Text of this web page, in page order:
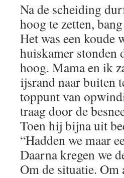
Na de scheiding
hoog te zetten,
Het was een koude
huiskamer stonden
hoog. Mama en ik
ijsrand naar buiten
toppunt van
traag door de
Toen hij bijna uit
“Hadden we maar
Daarna kregen we
Om de situatie. Om